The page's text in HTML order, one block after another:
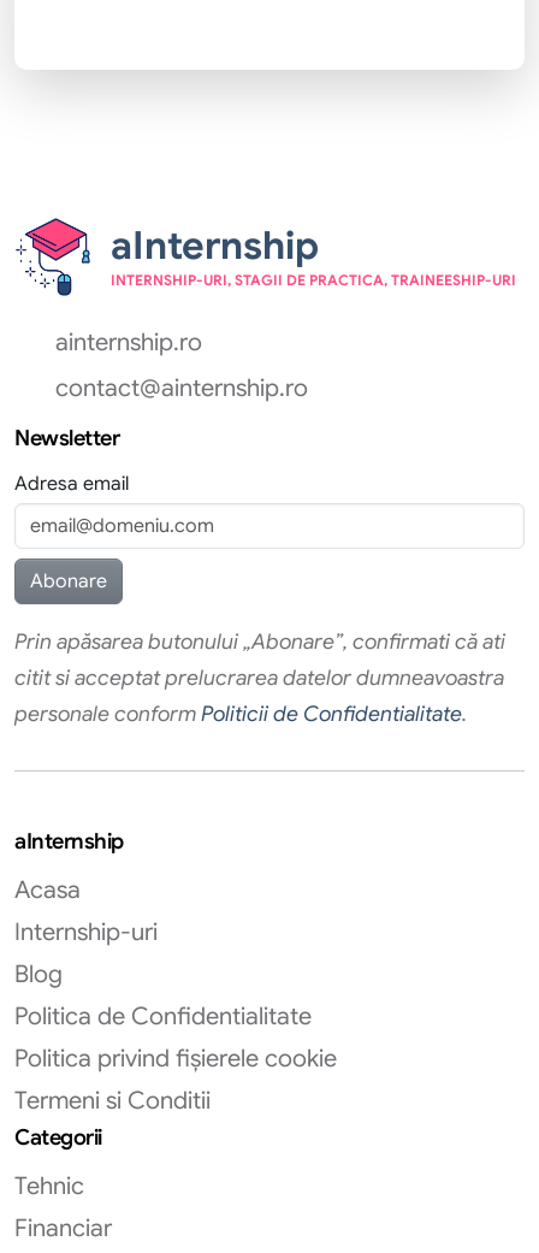
aInternship
INTERNSHIP-URI, STAGII DE PRACTICA, TRAINEESHIP-URI
ainternship.ro
contact@ainternship.ro
Newsletter
Adresa email
Prin apăsarea butonului „Abonare”, confirmati că ati
citit si acceptat prelucrarea datelor dumneavoastra
personale conformPoliticii de Confidentialitate.
aInternship
Acasa
Internship-uri
Blog
Politica de Confidentialitate
Politica privind fișierele cookie
Termeni si Conditii
Categorii
Tehnic
Financiar